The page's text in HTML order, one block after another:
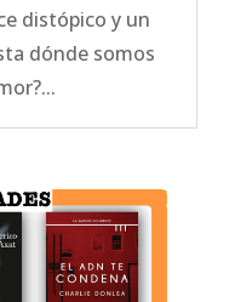
distópico y un
dónde somos